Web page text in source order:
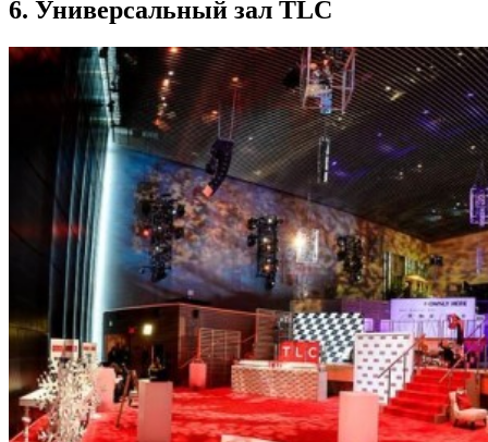
6. Универсальный зал TLC